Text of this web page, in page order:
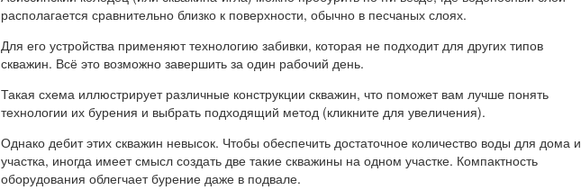
располагается сравнительно близко к поверхности, обычно в песчаных слоях.
Для его устройства применяют технологию забивки, которая не подходит для других типов
скважин. Всё это возможно завершить за один рабочий день.
Такая схема иллюстрирует различные конструкции скважин, что поможет вам лучше понять
технологии их бурения и выбрать подходящий метод (кликните для увеличения).
Однако дебит этих скважин невысок. Чтобы обеспечить достаточное количество воды для дома и
участка, иногда имеет смысл создать две такие скважины на одном участке. Компактность
оборудования облегчает бурение даже в подвале.